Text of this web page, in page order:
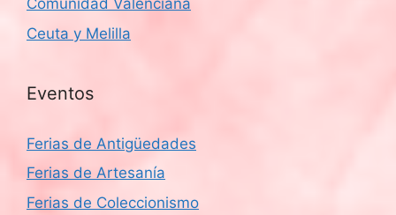
Comunidad Valenciana
Ceuta y Melilla
Eventos
Ferias de Antigüedades
Ferias de Artesanía
Ferias de Coleccionismo